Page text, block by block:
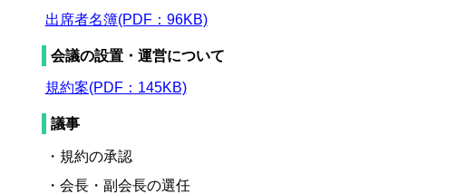
出席者名簿(PDF：96KB)
会議の設置・運営について
規約案(PDF：145KB)
議事
・規約の承認
・会長・副会長の選任